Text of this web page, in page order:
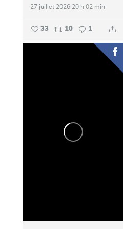
27 juillet 2026 20 h 02 min
33 10 1